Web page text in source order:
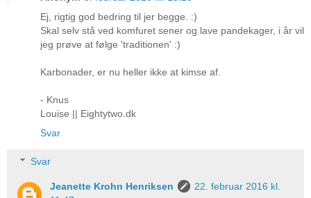
Ej, rigtig god bedring til jer begge. :)
Skal selv stå ved komfuret sener og lave pandekager, i år vil
jeg prøve at følge 'traditionen' :)
Karbonader, er nu heller ikke at kimse af.
- Knus
Louise || Eightytwo.dk
Svar
Svar
Jeanette Krohn Henriksen
22. februar 2016 kl.